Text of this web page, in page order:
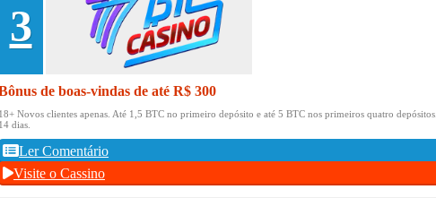
3
de boas-vindas de até R$ 300
Novos clientes apenas. Até 1,5 BTC no primeiro depósito e até 5 BTC nos primeiros quatro depósitos.
dias.
Ler Comentário
Visite o Cassino